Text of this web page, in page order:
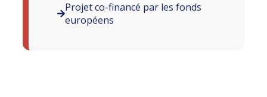
Projet co-financé par les fonds
européens